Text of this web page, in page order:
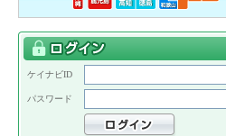
ケイナビID
パスワード